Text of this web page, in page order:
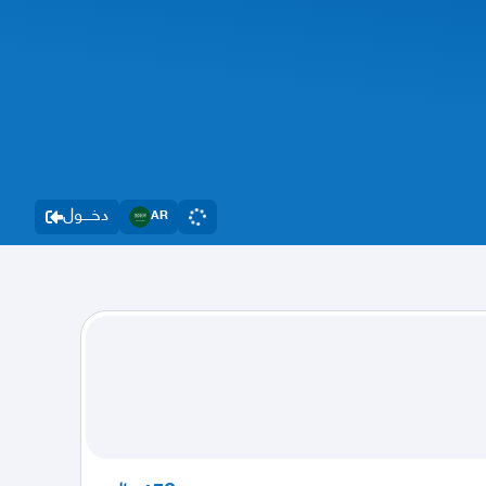
دخــــول AR